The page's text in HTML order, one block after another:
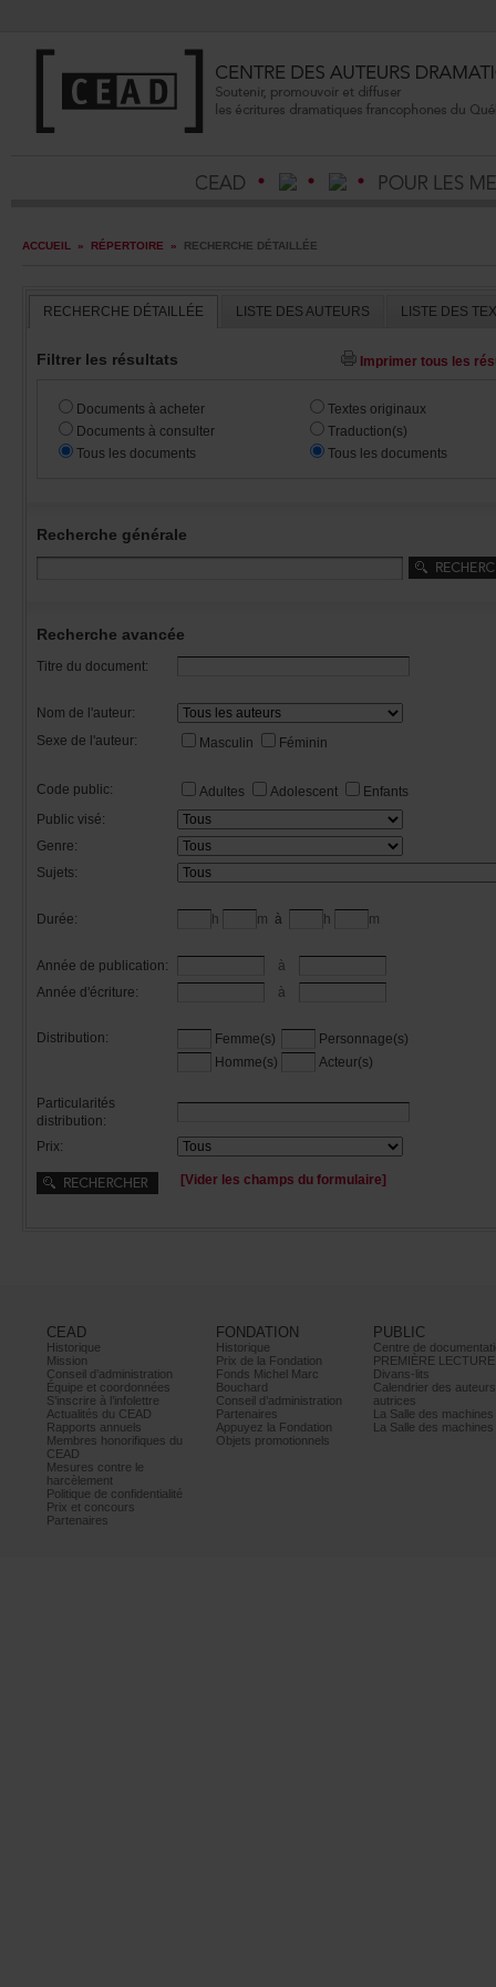
ACCUEIL » RÉPERTOIRE » RECHERCHEDÉTAILLÉE
RECHERCHEDÉTAILLÉE LISTEDESAUTEURS
Filtrerlesrésultats
Documentsàacheter
Documentsàconsulter
Touslesdocuments
Textesoriginaux
Traduction(s)
Touslesdocuments
Recherchegénérale
Rechercheavancée
Titredudocument:
Nomdel'auteur:
Sexedel'auteur:
Masculin Féminin
Codepublic: Adultes Adolescent
Enfants
Publicvisé:
Genre:
Sujets:
Durée: h m à h m
Annéedepublication:
à
Annéed'écriture:
à
Distribution: Femme(s)
Personnage(s)
Homme(s)
Acteur(s)
Particularités
distribution:
Prix:
[Viderleschampsduformulaire]
CEAD
Historique
Mission
Conseild’administration
Équipeetcoordonnées
S’inscrireàl’infolettre
ActualitésduCEAD
Rapportsannuels
Membreshonorifiquesdu
CEAD
Mesurescontrele
harcèlement
Politiquedeconfidentialité
Prixetconcours
Partenaires
FONDATION
Historique
PrixdelaFondation
FondsMichelMarc
Bouchard
Conseild’administration
Partenaires
AppuyezlaFondation
Objetspromotionnels
PUBLIC
PREMIÈRELECTURE
Divans-lits
autrices